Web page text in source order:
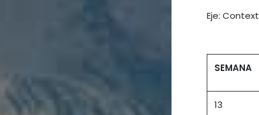
Eje:
SEMANA
13